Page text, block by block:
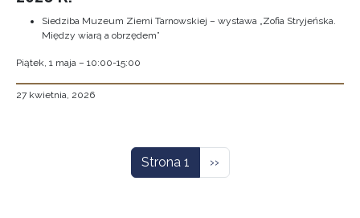
Siedziba Muzeum Ziemi Tarnowskiej – wystawa „Zofia Stryjeńska.
Między wiarą a obrzędem”
Piątek, 1 maja – 10:00-15:00
27 kwietnia, 2026
Strona 1 Następna strona
››